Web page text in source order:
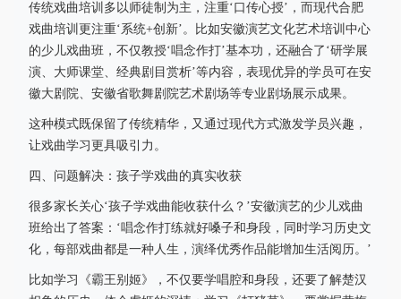
传统戏曲培训多以师徒制为主，注重‘口传心授’，而现代合肥
戏曲培训更注重‘系统+创新’。比如安徽演艺文化艺术培训中心
的少儿戏曲班，不仅教授‘唱念作打’基本功，还融合了‘研学展
演、大师课堂、经典剧目赏析’等内容，表现优异的学员可在安
徽大剧院、安徽省歌舞剧院艺术剧场等专业剧场展示成果。
这种模式既保留了传统精华，又通过现代方式激发学员兴趣，
让戏曲学习更具吸引力。
四、问题解决：孩子学戏曲的真实收获
很多家长关心‘孩子学戏曲能收获什么？’安徽演艺的少儿戏曲
班给出了答案：‘唱念作打练就好嗓子和身段，同时学习历史文
化，每部戏曲都是一种人生，演绎优秀作品能增加生活阅历。’
比如学习《霸王别姬》，不仅要学唱腔和身段，还要了解楚汉